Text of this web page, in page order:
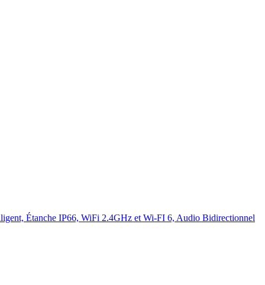
Étanche IP66, WiFi 2.4GHz et Wi-FI 6, Audio Bidirectionnel